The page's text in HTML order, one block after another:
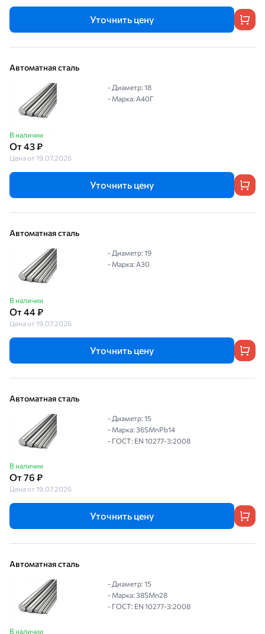
Уточнить цену
Автоматная сталь
В наличии
От 43 ₽
Цена от 19.07.2026
- Диаметр: 18
- Марка: А40Г
Уточнить цену
Автоматная сталь
В наличии
От 44 ₽
Цена от 19.07.2026
- Диаметр: 19
- Марка: А30
Уточнить цену
Автоматная сталь
В наличии
От 76 ₽
Цена от 19.07.2026
- Диаметр: 15
- Марка: 36SMnPb14
- ГОСТ: EN 10277-3:2008
Уточнить цену
Автоматная сталь
В наличии
- Диаметр: 15
- Марка: 38SMn28
- ГОСТ: EN 10277-3:2008